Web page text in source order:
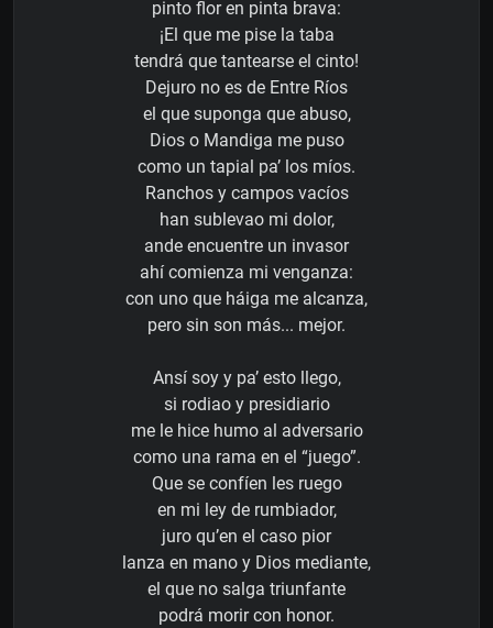
pinto flor en pinta brava:
¡El que me pise la taba
tendrá que tantearse el cinto!
Dejuro no es de Entre Ríos
el que suponga que abuso,
Dios o Mandiga me puso
como un tapial pa’ los míos.
Ranchos y campos vacíos
han sublevao mi dolor,
ande encuentre un invasor
ahí comienza mi venganza:
con uno que háiga me alcanza,
pero sin son más... mejor.
Ansí soy y pa’ esto llego,
si rodiao y presidiario
me le hice humo al adversario
como una rama en el “juego”.
Que se confíen les ruego
en mi ley de rumbiador,
juro qu’en el caso pior
lanza en mano y Dios mediante,
el que no salga triunfante
podrá morir con honor.